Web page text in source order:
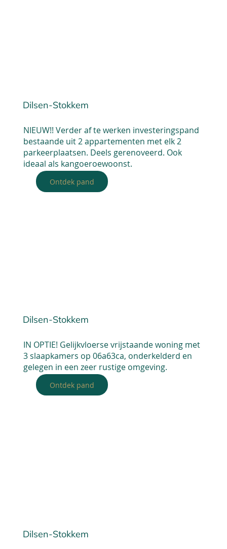
Dilsen-Stokkem
NIEUW!! Verder af te werken investeringspand
bestaande uit 2 appartementen met elk 2
parkeerplaatsen. Deels gerenoveerd. Ook
ideaal als kangoeroewoonst.
Ontdek pand
Dilsen-Stokkem
IN OPTIE! Gelijkvloerse vrijstaande woning met
3 slaapkamers op 06a63ca, onderkelderd en
gelegen in een zeer rustige omgeving.
Ontdek pand
Dilsen-Stokkem